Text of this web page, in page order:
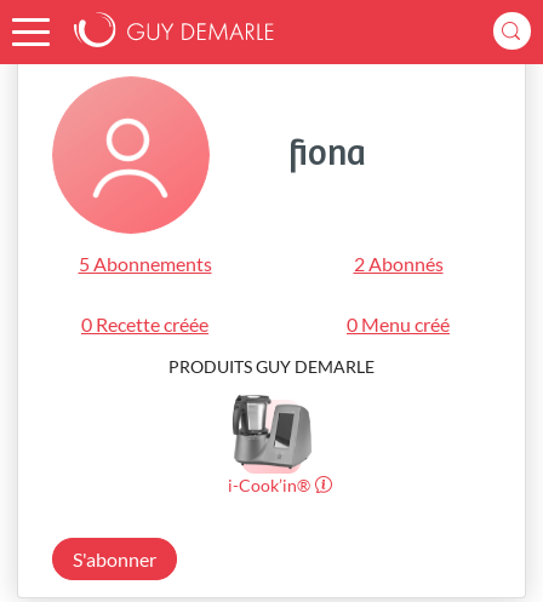
Accueil fiona
fiona
5 Abonnements 2 Abonnés
0 Recette créée 0 Menu créé
PRODUITS GUY DEMARLE
i-Cook’in®
S'abonner